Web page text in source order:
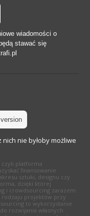
wiadomości o
stawać się
nie byłoby możliwe
platforma
finansowanie
sztuki, designu czy
dzięki której
i crowdsourcing zarazem.
rodzaju projektów przy
to wykorzystanie
rozwijania własnych